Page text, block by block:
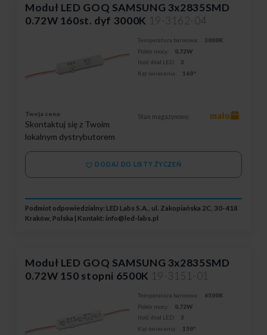
Moduł LED GOQ SAMSUNG 3x2835SMD
0.72W 160st. dyf 3000K 19-3162-04
Temperatura barwowa:
3000K
Pobór mocy:
0,72W
Ilość diod LED:
3
Kąt świecenia:
160°
Twoja cena:
Skontaktuj się z Twoim
lokalnym dystrybutorem
Stan magazynowy: mało
DODAJ DO LISTY ŻYCZEŃ
Podmiot odpowiedzialny: LED Labs S.A., ul. Zakopiańska 2C, 30-418
Kraków, Polska | Kontakt: info@led-labs.pl
Moduł LED GOQ SAMSUNG 3x2835SMD
0.72W 150 stopni 6500K 19-3151-01
Temperatura barwowa:
6500K
Pobór mocy:
0,72W
Ilość diod LED:
3
Kąt świecenia:
150°